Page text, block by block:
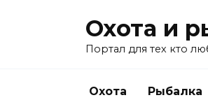
Охота и
Портал для тех кто
Охота Рыбалка